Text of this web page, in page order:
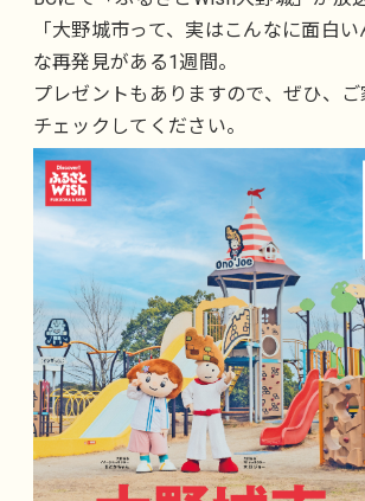
「大野城市って、実はこんなに面白
な再発見がある1週間。
プレゼントもありますので、ぜひ、
チェックしてください。